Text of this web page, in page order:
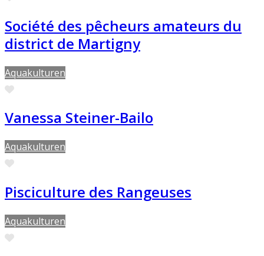
Société des pêcheurs amateurs du
district de Martigny
Aquakulturen
Favorite
Vanessa Steiner-Bailo
Aquakulturen
Favorite
Pisciculture des Rangeuses
Aquakulturen
Favorite